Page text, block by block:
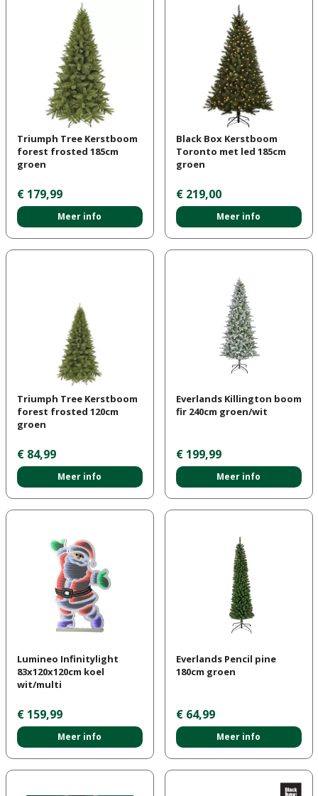
Triumph Tree Kerstboom
forest frosted 185cm
groen
€ 179,99
Meer info
Black Box Kerstboom
Toronto met led 185cm
groen
€ 219,00
Meer info
Triumph Tree Kerstboom
forest frosted 120cm
groen
€ 84,99
Meer info
Everlands Killington boom
fir 240cm groen/wit
€ 199,99
Meer info
Lumineo Infinitylight
83x120x120cm koel
wit/multi
€ 159,99
Meer info
Everlands Pencil pine
180cm groen
€ 64,99
Meer info